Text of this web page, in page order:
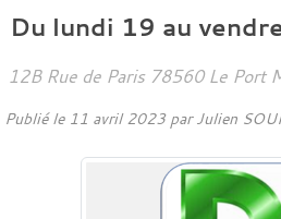
Du lundi 19 au
12B Rue de Paris 78560 Le Port
Publié le 11 avril 2023par Julien